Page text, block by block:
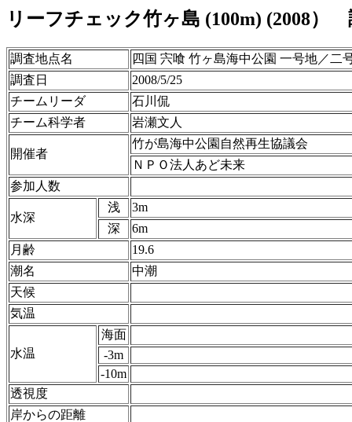
リーフチェック竹ヶ島 (100m) (2008）
調査地点名
四国 宍喰 竹ヶ島海中公園 一号地／二
調査日
2008/5/25
チームリーダ
石川侃
チーム科学者
岩瀬文人
開催者
竹が島海中公園自然再生協議会
ＮＰＯ法人あど未来
参加人数
水深
浅
3m
深
6m
月齢
19.6
潮名
中潮
天候
気温
水温
海面
-3m
-10m
透視度
岸からの距離